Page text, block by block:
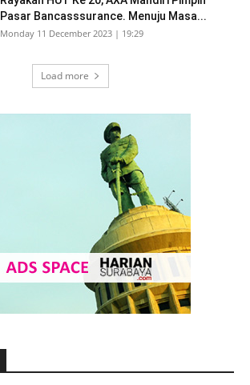
Pasar Bancasssurance. Menuju Masa...
Monday 11 December 2023 | 19:29
Load more